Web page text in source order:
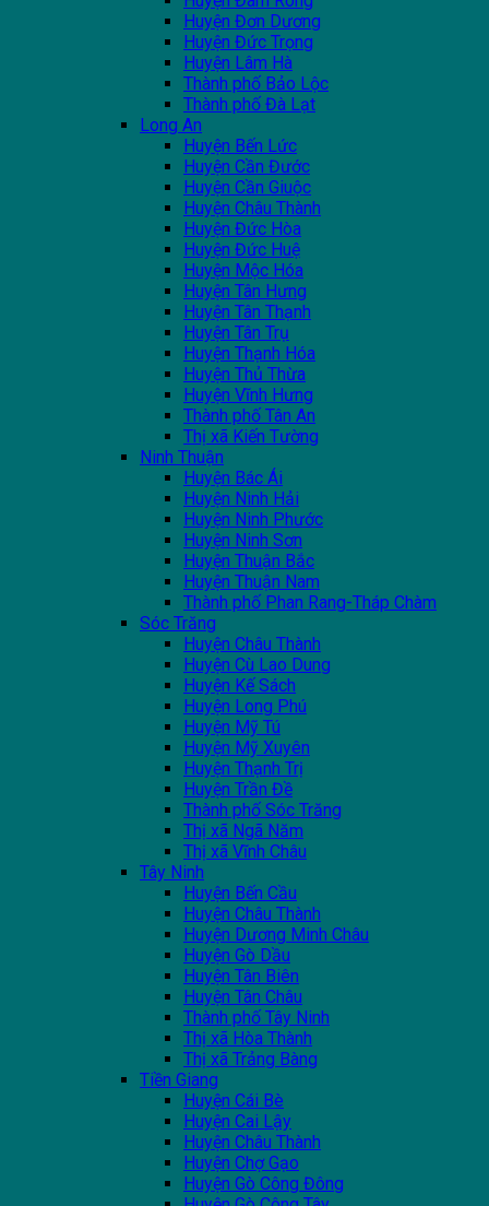
Huyện Đơn Dương
Huyện Đức Trọng
Huyện Lâm Hà
Thành phố Bảo Lộc
Thành phố Đà Lạt
Long An
Huyện Bến Lức
Huyện Cần Đước
Huyện Cần Giuộc
Huyện Châu Thành
Huyện Đức Hòa
Huyện Đức Huệ
Huyện Mộc Hóa
Huyện Tân Hưng
Huyện Tân Thạnh
Huyện Tân Trụ
Huyện Thạnh Hóa
Huyện Thủ Thừa
Huyện Vĩnh Hưng
Thành phố Tân An
Thị xã Kiến Tường
Ninh Thuận
Huyện Bác Ái
Huyện Ninh Hải
Huyện Ninh Phước
Huyện Ninh Sơn
Huyện Thuận Bắc
Huyện Thuận Nam
Thành phố Phan Rang-Tháp Chàm
Sóc Trăng
Huyện Châu Thành
Huyện Cù Lao Dung
Huyện Kế Sách
Huyện Long Phú
Huyện Mỹ Tú
Huyện Mỹ Xuyên
Huyện Thạnh Trị
Huyện Trần Đề
Thành phố Sóc Trăng
Thị xã Ngã Năm
Thị xã Vĩnh Châu
Tây Ninh
Huyện Bến Cầu
Huyện Châu Thành
Huyện Dương Minh Châu
Huyện Gò Dầu
Huyện Tân Biên
Huyện Tân Châu
Thành phố Tây Ninh
Thị xã Hòa Thành
Thị xã Trảng Bàng
Tiền Giang
Huyện Cái Bè
Huyện Cai Lậy
Huyện Châu Thành
Huyện Chợ Gạo
Huyện Gò Công Đông